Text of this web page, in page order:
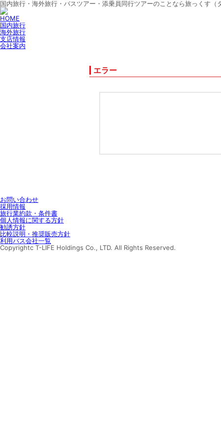
国内旅行・海外旅行・バスツアー・添乗員同行ツアーのことなら旅っくす（
HOME
国内旅行
海外旅行
支店情報
会社案内
エラー
お問い合わせ
採用情報
旅行業約款・条件書
個人情報に関する方針
勧誘方針
比較説明・推奨販売方針
利用バス会社一覧
Copyrightc T-LIFE Holdings Co., LTD. All Rights Reserved.